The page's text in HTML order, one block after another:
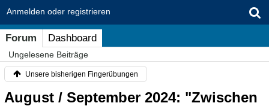
Anmelden oder registrieren
Forum Dashboard
Ungelesene Beiträge
Unsere bisherigen Fingerübungen
August / September 2024: "Zwischen